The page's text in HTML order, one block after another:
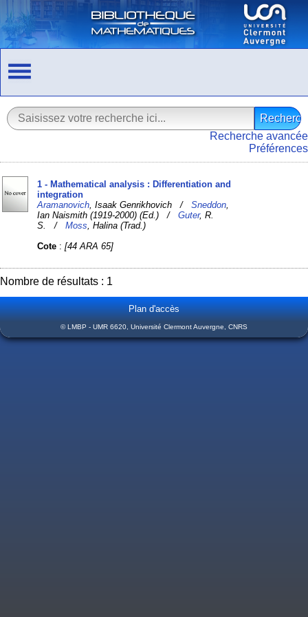
Recherche avancée
Préférences
1 - Mathematical analysis : Differentiation and
integration
Aramanovich , Isaak Genrikhovich /Sneddon
Ian Naismith (1919-2000) (Ed.) /Guter, R.
S. /Moss , Halina (Trad.)
Cote :[44 ARA 65]
Nombre de résultats : 1
Plan d'accès
© LMBP - UMR 6620, Université Clermont Auvergne, CNRS